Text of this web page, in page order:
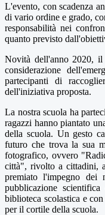
L'evento, con scadenza
di vario ordine e grado,
responsabilità nei
quanto previsto
Novità dell'anno 2020, il
considerazione
partecipanti di
dell'iniziativa proposta.
La nostra scuola ha
ragazzi hanno piantato
della scuola. Un gesto
futuro che trova la sua
fotografico, ovvero
città", rivolto a cittadini,
premiato l'impegno dei
pubblicazione
biblioteca scolastica e
per il cortile della scuola.